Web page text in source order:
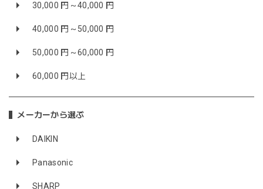
30,000 円～40,000 円
40,000 円～50,000 円
50,000 円～60,000 円
60,000 円以上
メーカーから選ぶ
DAIKIN
Panasonic
SHARP